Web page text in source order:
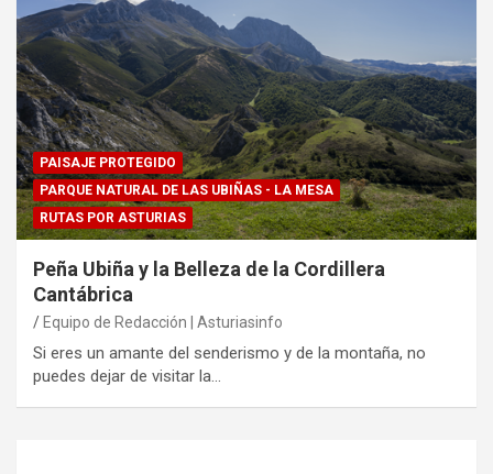
PAISAJE PROTEGIDO
PARQUE NATURAL DE LAS UBIÑAS - LA MESA
RUTAS POR ASTURIAS
Peña Ubiña y la Belleza de la Cordillera
Cantábrica
Equipo de Redacción | Asturiasinfo
Si eres un amante del senderismo y de la montaña, no
puedes dejar de visitar la…